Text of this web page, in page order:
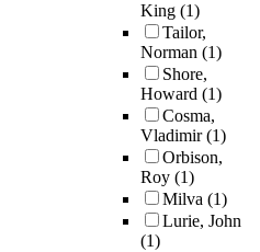
King (1)
Tailor,
Norman (1)
Shore,
Howard (1)
Cosma,
Vladimir(1)
Orbison,
Roy (1)
Milva (1)
Lurie, John
(1)